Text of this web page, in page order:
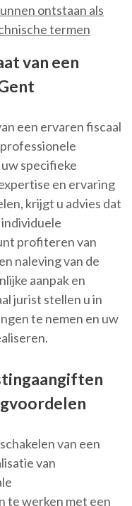
ontstaan als
termen
van een
een ervaren fiscaal
specifieke
en ervaring
krijgt u advies dat
profiteren van
naleving van de
aanpak en
jurist stellen u in
te nemen en uw
van een
van
te werken met een